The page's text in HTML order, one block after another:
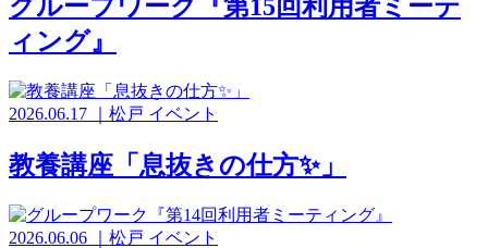
グループワーク『第15回利用者ミーテ
ィング』
2026.06.17 松戸 イベント
教養講座「息抜きの仕方✨️」
2026.06.06 松戸 イベント